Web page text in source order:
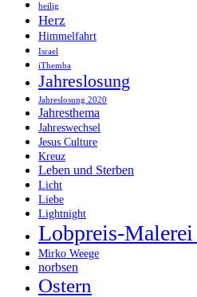
heilig
Herz
Himmelfahrt
Israel
iThemba
Jahreslosung
Jahreslosung 2020
Jahresthema
Jahreswechsel
Jesus Culture
Kreuz
Leben und Sterben
Licht
Liebe
Lightnight
Lobpreis-Malerei
Mirko Weege
norbsen
Ostern